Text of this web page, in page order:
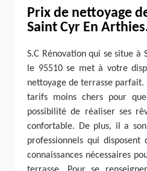
Prix de nettoyage
Saint Cyr En
S.C Rénovation qui se situe à
le 95510 se met à votre
nettoyage de terrasse parfait.
tarifs moins chers pour
possibilité de réaliser ses
confortable. De plus, il a
professionnels qui disposent
connaissances nécessaires